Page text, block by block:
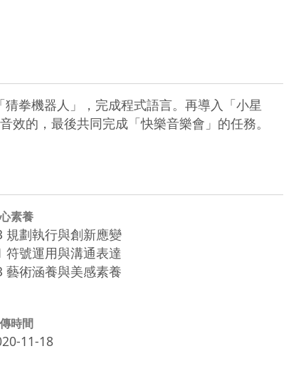
拳機器人」，完成程式語言。再導入「小星
的，最後共同完成「快樂音樂會」的任務。
素養
規劃執行與創新應變
符號運用與溝通表達
藝術涵養與美感素養
時間
11-18